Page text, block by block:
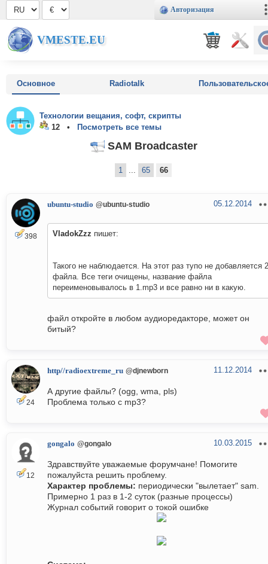
Авторизация
VMESTE.EU
Основное Radiotalk
Технологии вещания, софт, скрипты
12 •
Посмотреть все темы
SAM Broadcaster
1 ... 65 66
398
ubuntu-studio @ubuntu-studio 05.12.2014
VladokZzz пишет:
Такого не наблюдается. На этот раз тупо не добавляется 2
файла. Все теги очищены, название файла
переименовывалось в 1.mp3 и все равно ни в какую.
файл откройте в любом аудиоредакторе, может он
битый?
24
http//radioextreme_ru @djnewborn 11.12.2014
А другие файлы? (ogg, wma, pls)
Проблема только с mp3?
12
gongalo @gongalo 10.03.2015
Здравствуйте уважаемые форумчане! Помогите
пожалуйста решить проблему.
Характер проблемы: периодически "вылетает" sam.
Примерно 1 раз в 1-2 суток (разные процессы)
Журнал событий говорит о токой ошибке